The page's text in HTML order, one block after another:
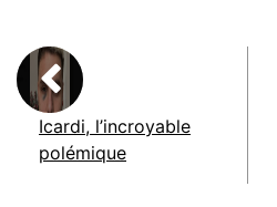
Icardi, l’incroyable
polémique